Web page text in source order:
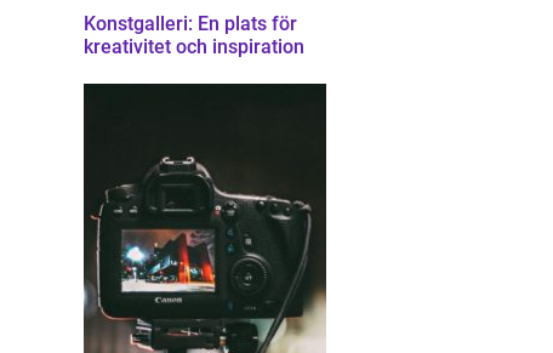
Konstgalleri: En plats för
kreativitet och inspiration